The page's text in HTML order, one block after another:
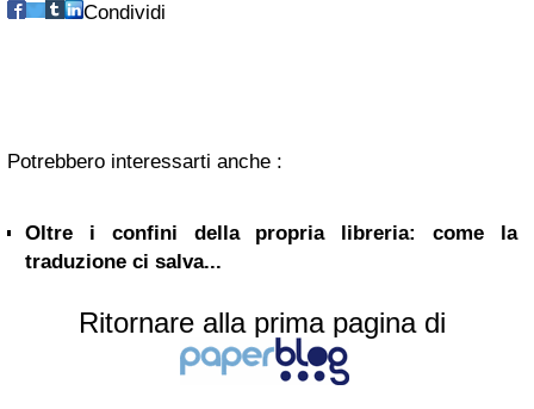
Condividi
Potrebbero interessarti anche :
Oltre i confini della propria libreria: come la
traduzione ci salva...
Ritornare alla prima pagina di